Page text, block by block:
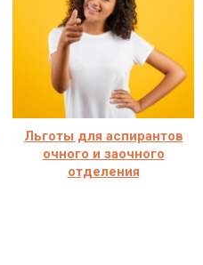
Льготы для аспирантов
очного и заочного
отделения